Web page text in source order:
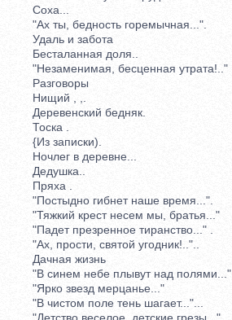
Соха...
"Ах ты, бедность горемычная...".
Удаль и забота
Бесталанная доля..
"Незаменимая, бесценная утрата!.."
Разговоры
Нищий , ,.
Деревенский бедняк.
Тоска .
{Из записки).
Ночлег в деревне...
Дедушка..
Пряха .
"Постыдно гибнет наше время...".
"Тяжкий крест несем мы, братья..."
"Падет презренное тиранство..." .
"Ах, прости, святой угодник!.."..
Дачная жизнь
"В синем небе плывут над полями..."
"Ярко звезд мерцанье..."
"В чистом поле тень шагает..."...
"Детство веселое, детские грезы...".